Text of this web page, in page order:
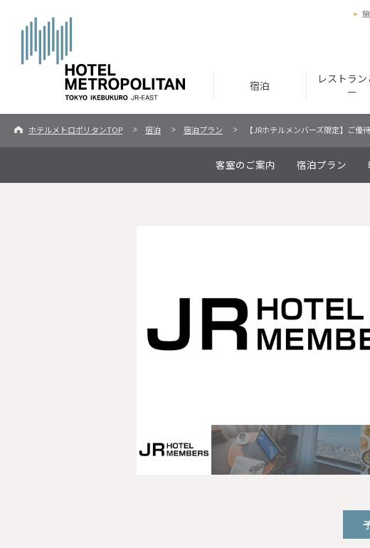
宿泊
レストラ
ー
ホテルメトロポリタンTOP 宿泊 宿泊プラン 【JRホテルメンバーズ限定】ご優
客室のご案内 宿泊プラン